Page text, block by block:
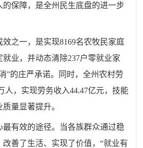
保障，是全州民生底盘的进一步
之一，是实现8169名农牧民家庭
业，并动态清除237户零就业家
”的庄严承诺。同时，全州农村劳
人，实现劳务收入44.47亿元，技能
量显著提升。
最有效的途径。当各族群众通过稳
善了生活、实现了价值，“就业有